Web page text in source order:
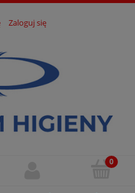
Zaloguj się